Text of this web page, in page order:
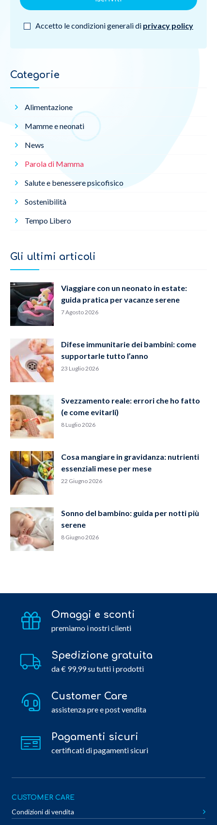
Categorie
Alimentazione
Mamme e neonati
News
Parola di Mamma
Salute e benessere psicofisico
Sostenibilità
Tempo Libero
Gli ultimi articoli
Viaggiare con un neonato in estate:
guida pratica per vacanze serene
7 Agosto 2026
Difese immunitarie dei bambini: come
supportarle tutto l’anno
23 Luglio 2026
Svezzamento reale: errori che ho fatto
(e come evitarli)
8 Luglio 2026
Cosa mangiare in gravidanza: nutrienti
essenziali mese per mese
22 Giugno 2026
Sonno del bambino: guida per notti più
serene
8 Giugno 2026
Accetto le condizioni generali di privacy policy
Omaggi e sconti
premiamo i nostri clienti
Spedizione gratuita
da € 99,99 su tutti i prodotti
Customer Care
assistenza pre e post vendita
Pagamenti sicuri
certificati di pagamenti sicuri
CUSTOMER CARE
Condizioni di vendita